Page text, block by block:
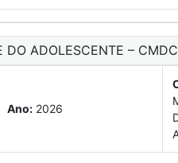
DO ADOLESCENTE –
Ano: 2026